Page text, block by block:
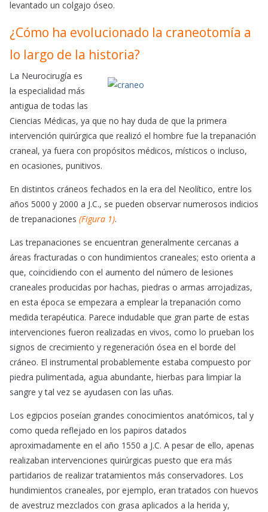
levantado un colgajo óseo.
¿Cómo ha evolucionado la craneotomía a
lo largo de la historia?
La Neurocirugía es
la especialidad más
antigua de todas las
Ciencias Médicas, ya que no hay duda de que la primera
intervención quirúrgica que realizó el hombre fue la trepanación
craneal, ya fuera con propósitos médicos, místicos o incluso,
en ocasiones, punitivos.
En distintos cráneos fechados en la era del Neolítico, entre los
años 5000 y 2000 a J.C., se pueden observar numerosos indicios
de trepanaciones (Figura 1).
Las trepanaciones se encuentran generalmente cercanas a
áreas fracturadas o con hundimientos craneales; esto orienta a
que, coincidiendo con el aumento del número de lesiones
craneales producidas por hachas, piedras o armas arrojadizas,
en esta época se empezara a emplear la trepanación como
medida terapéutica. Parece indudable que gran parte de estas
intervenciones fueron realizadas en vivos, como lo prueban los
signos de crecimiento y regeneración ósea en el borde del
cráneo. El instrumental probablemente estaba compuesto por
piedra pulimentada, agua abundante, hierbas para limpiar la
sangre y tal vez se ayudasen con las uñas.
Los egipcios poseían grandes conocimientos anatómicos, tal y
como queda reflejado en los papiros datados
aproximadamente en el año 1550 a J.C. A pesar de ello, apenas
realizaban intervenciones quirúrgicas puesto que era más
partidarios de realizar tratamientos más conservadores. Los
hundimientos craneales, por ejemplo, eran tratados con huevos
de avestruz mezclados con grasa aplicados a la herida y,